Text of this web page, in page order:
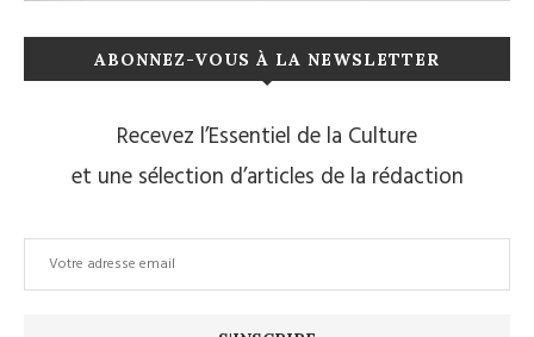
ABONNEZ-VOUS À LA NEWSLETTER
Recevez l’Essentiel de la Culture
et une sélection d’articles de la rédaction